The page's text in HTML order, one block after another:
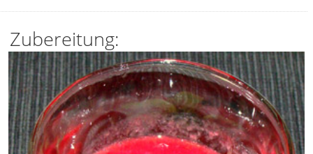
Zubereitung: